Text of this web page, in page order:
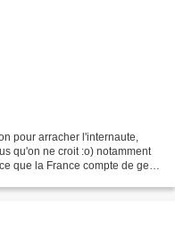
pour arracher l'internaute,
qu'on ne croit :o) notamment
que la France compte de gens